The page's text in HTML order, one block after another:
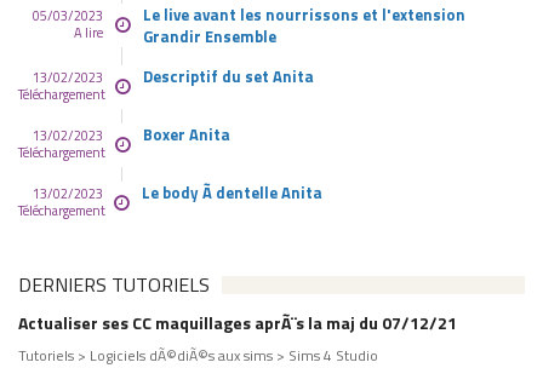
05/03/2023
A lire
Le live avant les nourrissons et l'extension
Grandir Ensemble
13/02/2023
Téléchargement
Descriptif du set Anita
13/02/2023
Téléchargement
Boxer Anita
13/02/2023
Téléchargement
Le body Ã dentelle Anita
DERNIERS TUTORIELS
Actualiser ses CC maquillages aprÃ¨s la maj du 07/12/21
Tutoriels > Logiciels dÃ©diÃ©s aux sims > Sims 4 Studio